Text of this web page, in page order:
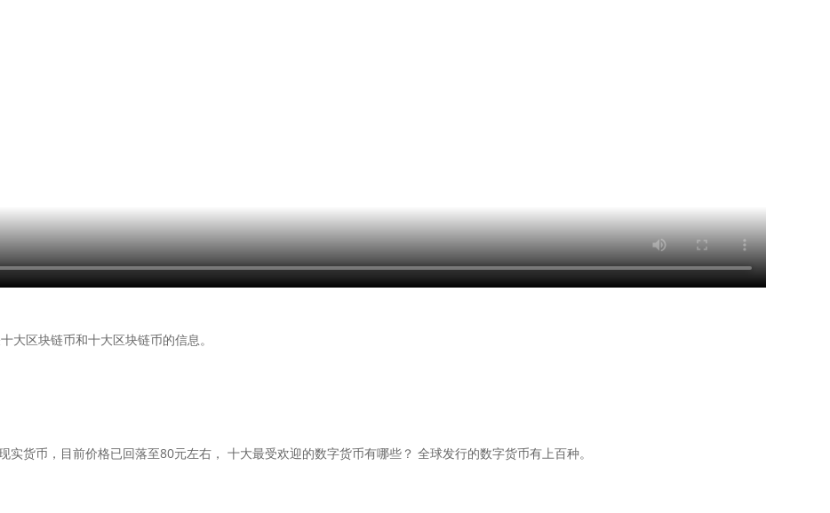
大区块链币和十大区块链币的信息。
实货币，目前价格已回落至80元左右， 十大最受欢迎的数字货币有哪些？ 全球发行的数字货币有上百种。